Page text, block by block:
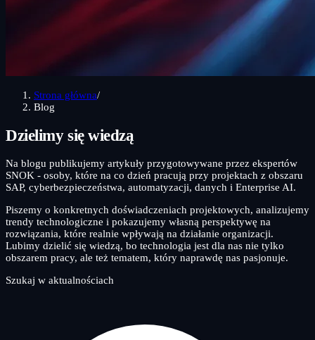
Strona główna/
Blog
Dzielimy sięwiedzą
Na blogu publikujemy artykuły przygotowywane przez ekspertów
SNOK - osoby, które na co dzień pracują przy projektach z obszaru
SAP, cyberbezpieczeństwa, automatyzacji, danych i Enterprise AI.
Piszemy o konkretnych doświadczeniach projektowych, analizujemy
trendy technologiczne i pokazujemy własną perspektywę na
rozwiązania, które realnie wpływają na działanie organizacji.
Lubimy dzielić się wiedzą, bo technologia jest dla nas nie tylko
obszarem pracy, ale też tematem, który naprawdę nas pasjonuje.
Szukaj w aktualnościach